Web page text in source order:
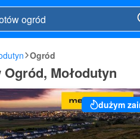
Ogród
Mołodutyn
dużym